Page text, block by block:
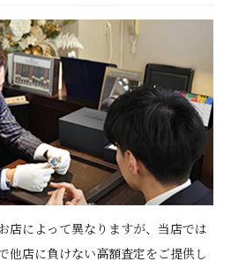
店によって異なりますが、当店では
他店に負けない高額査定をご提供し